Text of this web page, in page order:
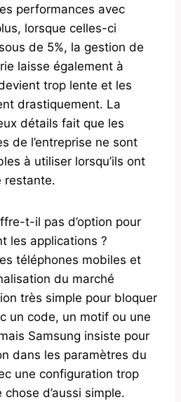
performances avec
lorsque celles-ci
de 5%, la gestion de
laisse également à
trop lente et les
drastiquement. La
détails fait que les
de l’entreprise ne sont
à utiliser lorsqu’ils ont
restante.
t-il pas d’option pour
les applications ?
téléphones mobiles et
du marché
très simple pour bloquer
un code, un motif ou une
Samsung insiste pour
dans les paramètres du
une configuration trop
d’aussi simple.